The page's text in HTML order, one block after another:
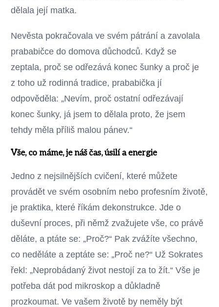
dělala její matka.
Nevěsta pokračovala ve svém pátrání a zavolala
prababičce do domova důchodců. Když se
zeptala, proč se odřezává konec šunky a proč je
z toho už rodinná tradice, prababička jí
odpověděla: „Nevím, proč ostatní odřezávají
konec šunky, já jsem to dělala proto, že jsem
tehdy měla příliš malou pánev.“
Vše, co máme, je náš čas, úsilí a energie
Jedno z nejsilnějších cvičení, které můžete
provádět ve svém osobním nebo profesním životě,
je praktika, které říkám dekonstrukce. Jde o
duševní proces, při němž zvažujete vše, co právě
děláte, a ptáte se: „Proč?“ Pak zvážíte všechno,
co neděláte a zeptáte se: „Proč ne?“ Už Sokrates
řekl: „Neprobádaný život nestojí za to žít.“ Vše je
potřeba dát pod mikroskop a důkladně
prozkoumat. Ve vašem životě by neměly být